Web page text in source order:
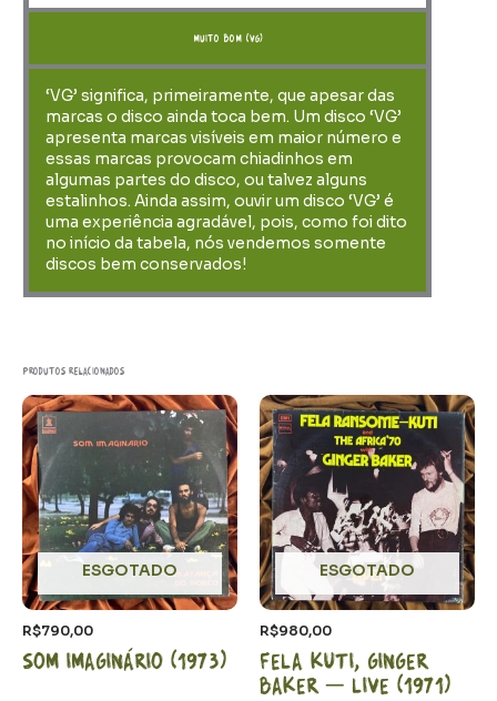
muito bom (VG)
‘VG’ significa, primeiramente, que apesar das
marcas o disco ainda toca bem. Um disco ‘VG’
apresenta marcas visíveis em maior número e
essas marcas provocam chiadinhos em
algumas partes do disco, ou talvez alguns
estalinhos. Ainda assim, ouvir um disco ‘VG’ é
uma experiência agradável, pois, como foi dito
no início da tabela, nós vendemos somente
discos bem conservados!
Produtos relacionados
ESGOTADO
R$790,00
Som Imaginário (1973)
ESGOTADO
R$980,00
Fela Kuti, Ginger
Baker – LIVE (1971)